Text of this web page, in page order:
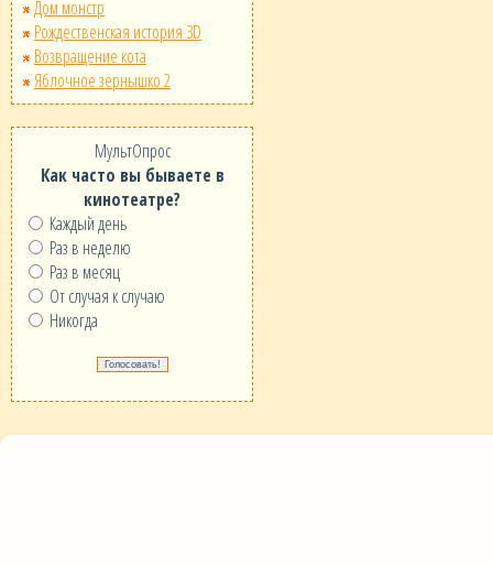
Дом монстр
Рождественская история 3D
Возвращение кота
Яблочное зернышко 2
МультОпрос
Как часто вы бываете в
кинотеатре?
Каждый день
Раз в неделю
Раз в месяц
От случая к случаю
Никогда